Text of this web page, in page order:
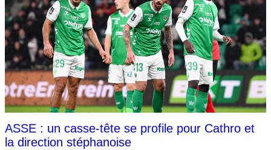
ASSE : un casse-tête se profile pour Cathro et
la direction stéphanoise